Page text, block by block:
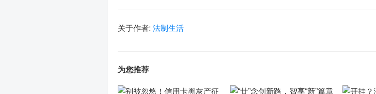
关于作者: 法制生活
为您推荐